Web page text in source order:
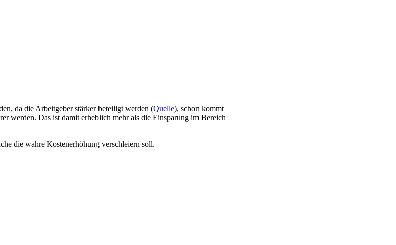
da die Arbeitgeber stärker beteiligt werden (Quelle), schon kommt
werden. Das ist damit erheblich mehr als die Einsparung im Bereich
die wahre Kostenerhöhung verschleiern soll.